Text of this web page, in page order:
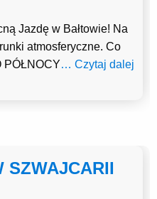
Jazdę w Bałtowie! Na
atmosferyczne. Co
PÓŁNOCY… Czytaj dalej
SZWAJCARII